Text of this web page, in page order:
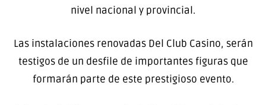
nivel nacional y provincial.
Las instalaciones renovadas Del Club Casino, serán
testigos de un desfile de importantes figuras que
formarán parte de este prestigioso evento.